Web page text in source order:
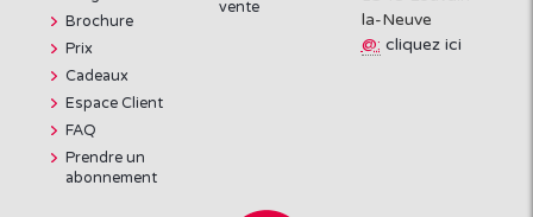
Brochure
Prix
Cadeaux
Espace Client
FAQ
Prendre un
abonnement
vente
la-Neuve
@: cliquez ici